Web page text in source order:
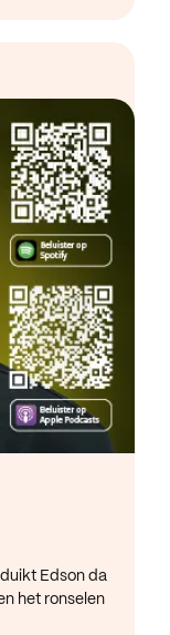
Edson da
het ronselen